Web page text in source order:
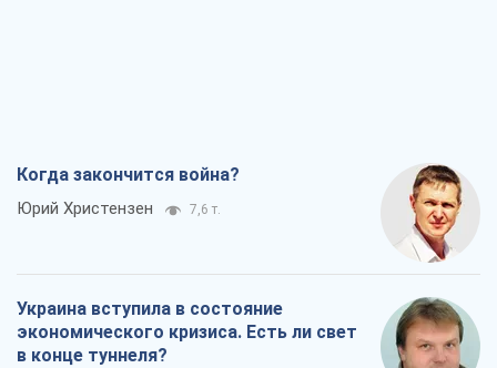
Когда закончится война?
Юрий Христензен 7,6 т.
Украина вступила в состояние
экономического кризиса. Есть ли свет
в конце туннеля?